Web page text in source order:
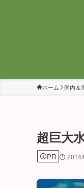
ホーム 国内＆
超巨大
PR